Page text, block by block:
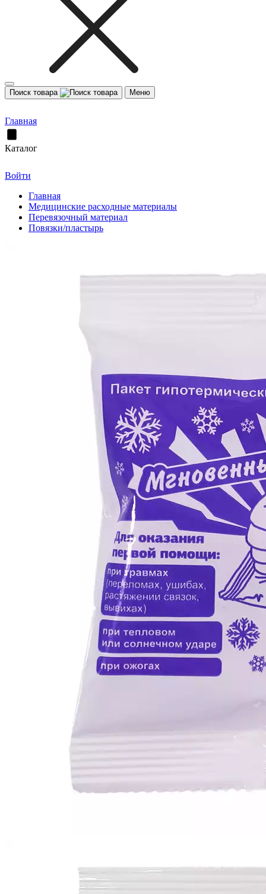
Поиск товара Меню
Главная
Каталог
Войти
Главная
Медицинские расходные материалы
Перевязочный материал
Повязки/пластырь